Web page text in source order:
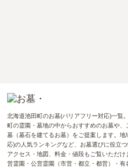
北海道池田町のお墓(バリアフリー対応)一覧
町の霊園・墓地の中からおすすめのお墓や
墓（墓石を建てるお墓）をご提案します。
応)の人気ランキングなど、お墓選びに役立
アクセス・地図、料金・値段もご覧いただ
営霊園・公営霊園（市営・都立・都営）・